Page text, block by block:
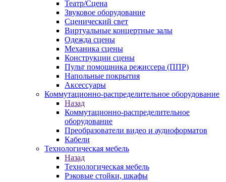
Театр/Сцена
Звуковое оборудование
Сценический свет
Виртуальные концертные залы
Одежда сцены
Механика сцены
Конструкции сцены
Пульт помощника режиссера (ППР)
Напольные покрытия
Аксессуары
Коммутационно-распределительное оборудование
Назад
Коммутационно-распределительное
оборудование
Преобразователи видео и аудиоформатов
Кабели
Технологическая мебель
Назад
Технологическая мебель
Рэковые стойки, шкафы